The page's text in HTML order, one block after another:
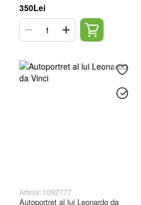
350Lei
Articol: 1092777
Autoportret al lui Leonardo da